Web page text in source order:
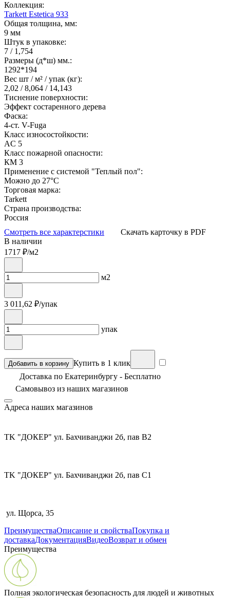
Коллекция:
Tarkett Estetica 933
Общая толщина, мм:
9 мм
Штук в упаковке:
7 / 1,754
Размеры (д*ш) мм.:
1292*194
Вес шт / м² / упак (кг):
2,02 / 8,064 / 14,143
Тиснение поверхности:
Эффект состаренного дерева
Фаска:
4-ст. V-Fuga
Класс износостойкости:
AC 5
Класс пожарной опасности:
КМ 3
Применение с системой "Теплый пол":
Можно до 27°С
Торговая марка:
Tarkett
Страна производства:
Россия
Смотреть все характерстики
Скачать карточку в PDF
В наличии
1717 ₽/м2
м2
3 011,62 ₽/упак
упак
Добавить в корзину Купить в 1 клик
Доставка по Екатеринбургу - Бесплатно
Самовывоз из наших магазинов
Адреса наших магазинов
TK "ДОКЕР" ул. Бахчиванджи 2б, пав В2
TK "ДОКЕР" ул. Бахчиванджи 2б, пав С1
ул. Щорса, 35
ПреимуществаОписание и свойстваПокупка и
доставкаДокументацияВидеоВозврат и обмен
Преимущества
Полная экологическая безопасность для людей и животных